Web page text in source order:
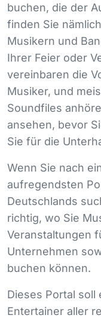
buchen, die der
finden Sie
Musikern und
Ihrer Feier oder
vereinbaren die
Musiker, und
Soundfiles
ansehen, bevor
Sie für die
Wenn Sie nach
aufregendsten
Deutschlands
richtig, wo Sie
Veranstaltungen
Unternehmen
buchen können.
Dieses Portal
Entertainer aller